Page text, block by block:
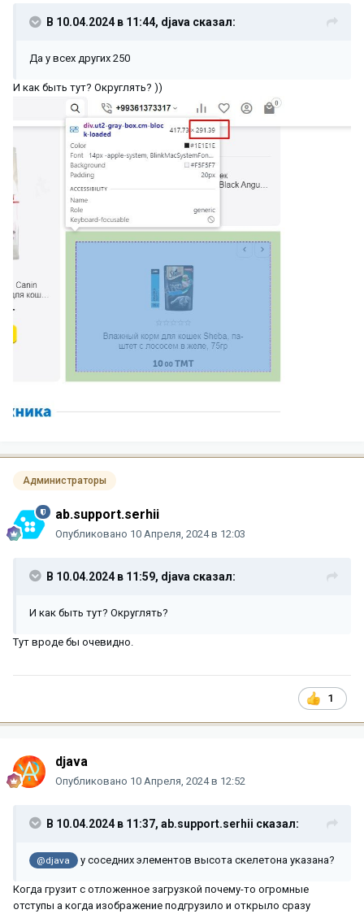
В 10.04.2024 в 11:44, djava сказал:
Да у всех других 250
И как быть тут? Округлять? ))
Администраторы
ab.support.serhii
Опубликовано 10 Апреля, 2024 в 12:03
В 10.04.2024 в 11:59, djava сказал:
И как быть тут? Округлять?
Тут вроде бы очевидно.
1
djava
Опубликовано 10 Апреля, 2024 в 12:52
В 10.04.2024 в 11:37, ab.support.serhii сказал:
@djava у соседних элементов высота скелетона указана?
Когда грузит с отложенное загрузкой почему-то огромные
отступы а когда изображение подгрузило и открыло сразу